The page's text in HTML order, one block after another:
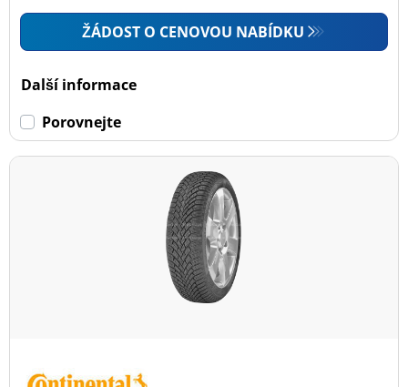
ŽÁDOST O CENOVOU NABÍDKU
Další informace
Porovnejte